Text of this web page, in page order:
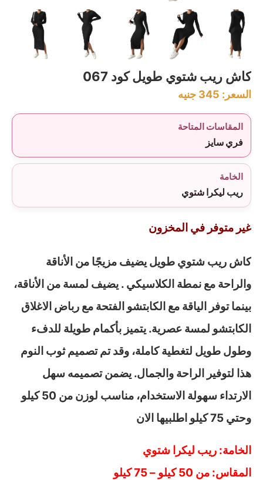
كاش ريب شتوي طويل كود 067
السعر: 345 جنيه
المقاسات المتاحة
فري سايز
الخامة
ريب ليكرا شتوي
غير متوفر في المخزون
كاش ريب شتوي طويل يضيف مزيجًا من الأناقة
والراحة مع نمطة الكلاسيكي . يضيف لمسة من الأناقة،
بينما توفر الياقة مع الكابتشو الفتحة مع رباض الاغلاق
الكابتشو لمسة عصرية. يتميز بأكمام طويلة للدفء
وطول طويل لتغطية كاملة، وقد تم تصميم ثوب النوم
هذا لتوفير الراحة والجمال. يضمن تصميمه سهل
الارتداء سهولة الاستخدام، مناسب لوزن من 50 كيلو
وحتي 75 كيلو اطلبيها الان
الخامة: ريب ليكرا شتوي
المقاس: من 50 كيلو – 75 كيلو